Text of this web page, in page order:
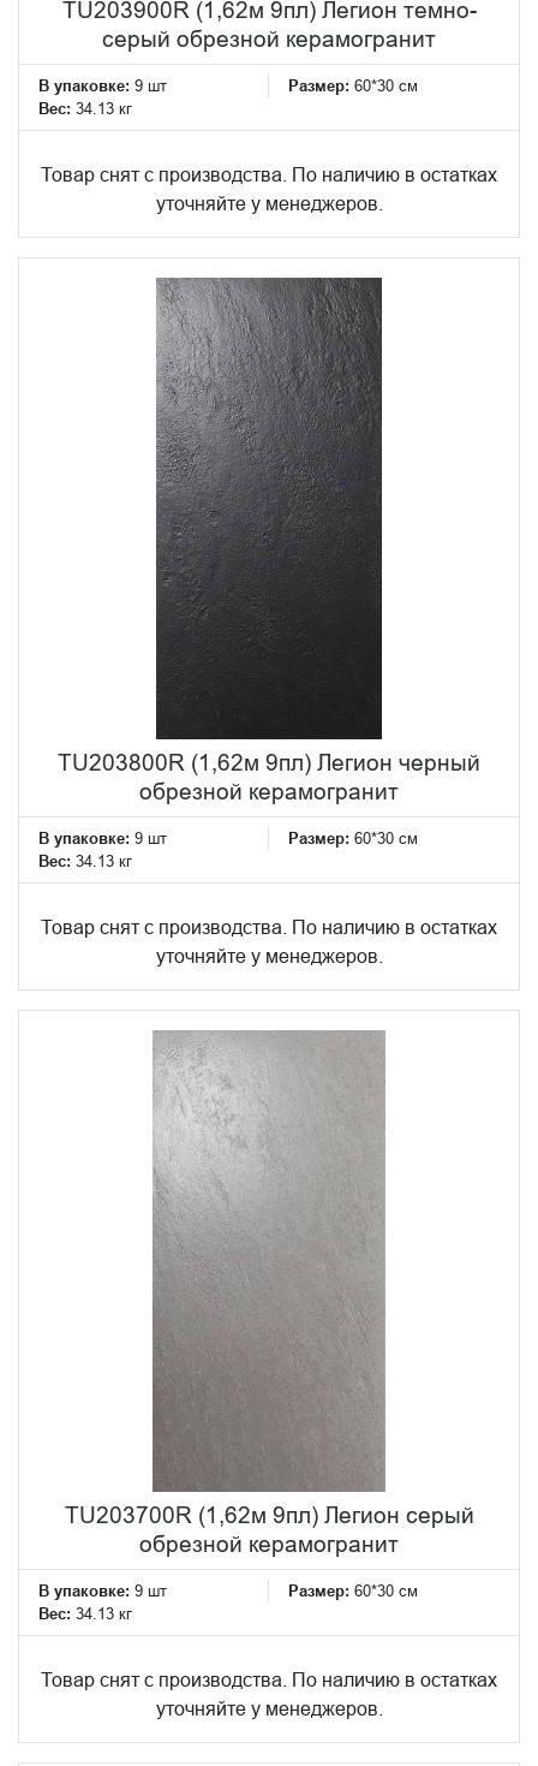
TU203900R (1,62м 9пл) Легион темно-
серый обрезной керамогранит
В упаковке: 9 шт Размер: 60*30 см
Вес: 34.13 кг
Товар снят с производства. По наличию в остатках
уточняйте у менеджеров.
TU203800R (1,62м 9пл) Легион черный
обрезной керамогранит
В упаковке: 9 шт Размер: 60*30 см
Вес: 34.13 кг
Товар снят с производства. По наличию в остатках
уточняйте у менеджеров.
TU203700R (1,62м 9пл) Легион серый
обрезной керамогранит
В упаковке: 9 шт Размер: 60*30 см
Вес: 34.13 кг
Товар снят с производства. По наличию в остатках
уточняйте у менеджеров.